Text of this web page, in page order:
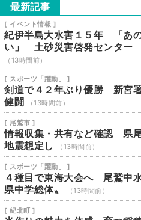
最新記事
[ イベント情報 ]
紀伊半島大水害１５年 「あ
い」 土砂災害啓発センター
（13時間前）
[ スポーツ「躍動」 ]
剣道で４２年ぶり優勝 新宮
健闘
（13時間前）
[ 尾鷲市 ]
情報収集・共有など確認 県
地震想定し
（13時間前）
[ スポーツ「躍動」 ]
４種目で東海大会へ 尾鷲中
県中学総体〟
（13時間前）
[ 紀北町 ]